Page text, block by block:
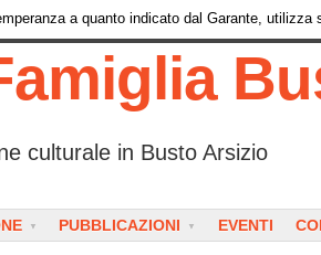
culturale in Busto Arsizio
PUBBLICAZIONI EVENTI
a quanto indicato dal Garante,